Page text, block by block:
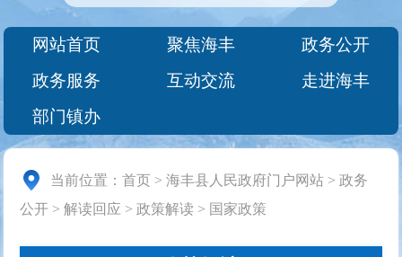
网站首页 聚焦海丰
政务公开
政务服务
互动交流
走进海丰
部门镇办
当前位置：首页 >海丰县人民政府门户网站 >政务
公开 >解读回应 >政策解读 > 国家政策